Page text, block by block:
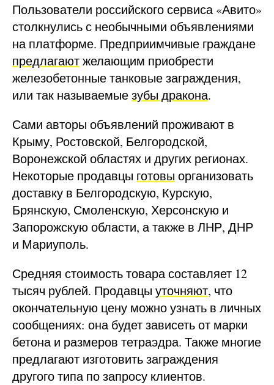
Пользователи российского сервиса «Авито»
столкнулись с необычными объявлениями
на платформе. Предприимчивые граждане
предлагаютжелающим приобрести
железобетонные танковые заграждения,
или так называемыезубы дракона.
Сами авторы объявлений проживают в
Крыму, Ростовской, Белгородской,
Воронежской областях и других регионах.
Некоторые продавцы готовы организовать
доставку в Белгородскую, Курскую,
Брянскую, Смоленскую, Херсонскую и
Запорожскую области, а также в ЛНР, ДНР
и Мариуполь.
Средняя стоимость товара составляет 12
тысяч рублей. Продавцы уточняют, что
окончательную цену можно узнать в личных
сообщениях: она будет зависеть от марки
бетона и размеров тетраэдра. Также многие
предлагают изготовить заграждения
другого типа по запросу клиентов.